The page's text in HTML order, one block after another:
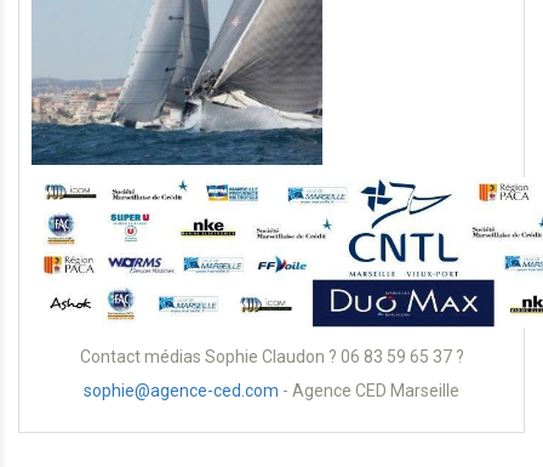
Contact médias Sophie Claudon ? 06 83 59 65 37 ?
sophie@agence-ced.com - Agence CED Marseille